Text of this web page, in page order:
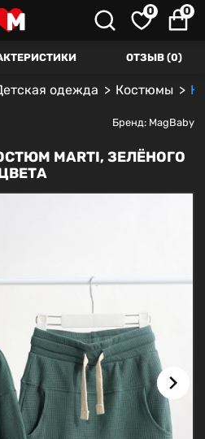
0 0
ОТЗЫВ (0)
одежда Костюмы
Бренд: MagBaby
MARTI, ЗЕЛЁНОГО